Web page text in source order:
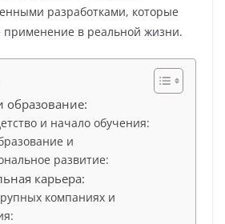
разработками, которые
применение в реальной жизни.
образование:
и начало обучения:
и
развитие:
карьера:
компаниях и